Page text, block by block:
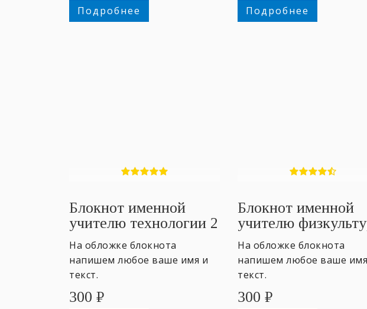
Подробнее Подробнее
Блокнот именной
учителю технологии 2
На обложке блокнота
напишем любое ваше имя и
текст.
300 ₽
Блокнот именной
учителю
На обложке блокнота
напишем любое ваше
текст.
300 ₽